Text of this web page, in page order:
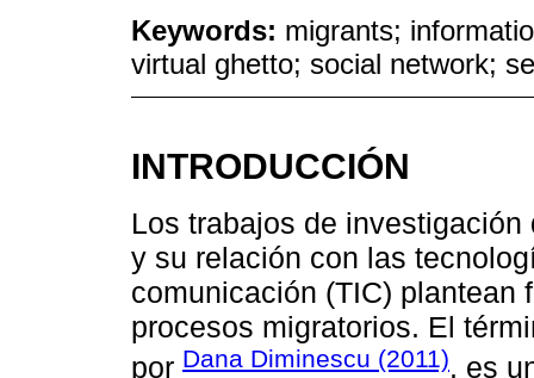
Keywords: migrants;
virtual ghetto; social network;
INTRODUCCIÓN
Los trabajos de
y su relación con las
comunicación (TIC) plantean
procesos migratorios. El
por Dana Diminescu (2011), es